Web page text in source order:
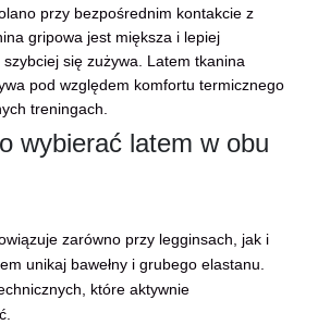
przy bezpośrednim kontakcie z
gripowa jest miększa i lepiej
się zużywa. Latem tkanina
pod względem komfortu termicznego
treningach.
wybierać latem w obu
zarówno przy legginsach, jak i
unikaj bawełny i grubego elastanu.
które aktywnie